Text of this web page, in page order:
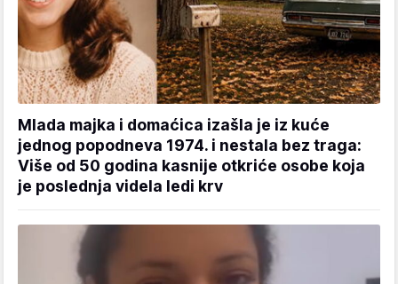
Mlada majka i domaćica izašla je iz kuće
jednog popodneva 1974. i nestala bez traga:
Više od 50 godina kasnije otkriće osobe koja
je poslednja videla ledi krv